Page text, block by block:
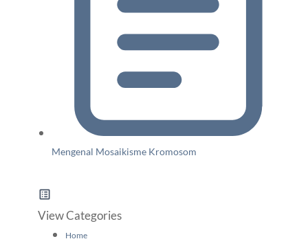
Mengenal Mosaikisme Kromosom
View Categories
Home